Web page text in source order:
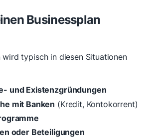
Businessplan
wird typisch in diesen Situationen
und Existenzgründungen
mit Banken (Kredit, Kontokorrent)
oder Beteiligungen